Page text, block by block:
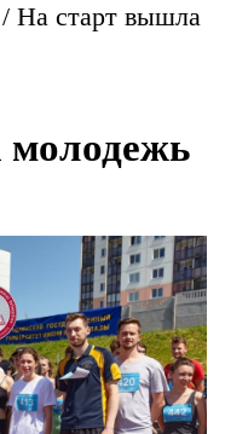
/ На старт вышла